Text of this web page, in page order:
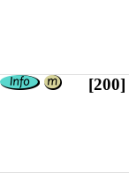
[200]